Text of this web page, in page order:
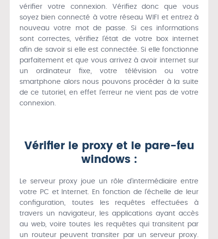
vérifier votre connexion. Vérifiez donc que vous
soyez bien connecté à votre réseau WIFI et entrez à
nouveau votre mot de passe. Si ces informations
sont correctes, vérifiez l’état de votre box internet
afin de savoir si elle est connectée. Si elle fonctionne
parfaitement et que vous arrivez à avoir internet sur
un ordinateur fixe, votre télévision ou votre
smartphone alors nous pouvons procéder à la suite
de ce tutoriel, en effet l’erreur ne vient pas de votre
connexion.
Vérifier le proxy et le pare-feu
windows :
Le serveur proxy joue un rôle d’intermédiaire entre
votre PC et Internet. En fonction de l’échelle de leur
configuration, toutes les requêtes effectuées à
travers un navigateur, les applications ayant accès
au web, voire toutes les requêtes qui transitent par
un routeur peuvent transiter par un serveur proxy.